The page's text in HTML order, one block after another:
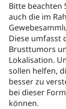
Bitte beachten
auch die im
Diese umfasst
Brusttumors
Lokalisation.
sollen helfen,
besser zu
bei dieser
können.